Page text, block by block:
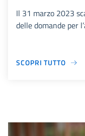
Il 31 marzo 2023
delle domande per
SCOPRI TUTTO